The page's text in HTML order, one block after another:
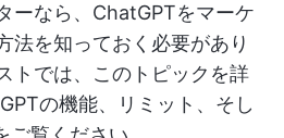
ーなら、ChatGPTをマーケ
法を知っておく必要があり
トでは、このトピックを詳
の機能、リミット、そし